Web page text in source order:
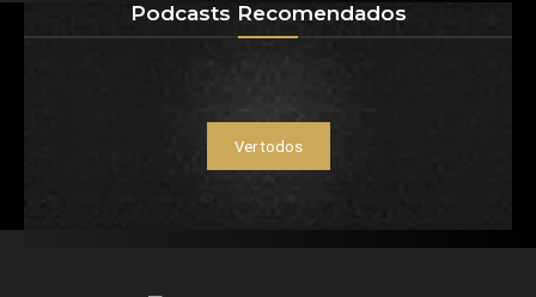
Podcasts Recomendados
Ver todos